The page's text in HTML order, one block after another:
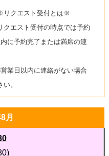
付とは※
時点では予約
に予約完了または満席の連
絡がない場合
。
月